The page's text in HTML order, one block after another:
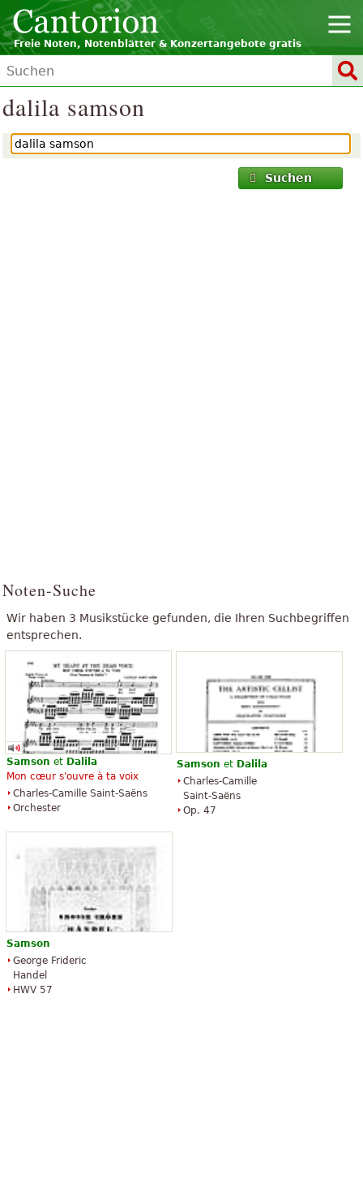
Freie Noten, Notenblätter & Konzertangebote gratis
dalila samson
Suchen
Noten-Suche
Wir haben 3 Musikstücke gefunden, die Ihren Suchbegriffen
entsprechen.
Samson et Dalila
Mon cœur s'ouvre à ta voix
Charles-Camille Saint-Saëns
Orchester
Samson et Dalila
Charles-Camille
Saint-Saëns
Op. 47
Samson
George Frideric
Handel
HWV 57